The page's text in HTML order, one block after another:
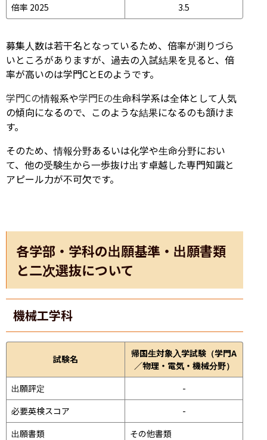
倍率 2025
3.5
募集人数は若干名となっているため、倍率が測りづら
いところがありますが、過去の入試結果を見ると、倍
率が高いのは学門CとEのようです。
学門Cの情報系や学門Eの生命科学系は全体として人気
の傾向になるので、このような結果になるのも頷けま
す。
そのため、情報分野あるいは化学や生命分野におい
て、他の受験生から一歩抜け出す卓越した専門知識と
アピール力が不可欠です。
各学部・学科の出願基準・出願書類
と二次選抜について
機械工学科
試験名
帰国生対象入学試験（学門A
／物理・電気・機械分野）
出願評定
-
必要英検スコア
-
出願書類
その他書類